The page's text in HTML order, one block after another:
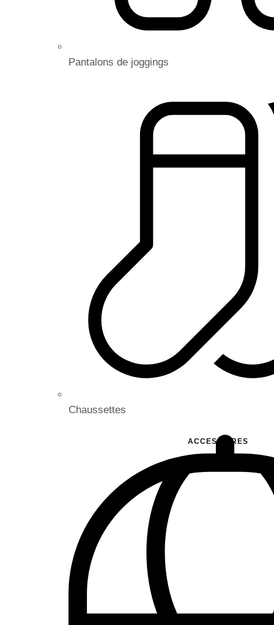
Pantalons de joggings
Chaussettes
ACCESSOIRES